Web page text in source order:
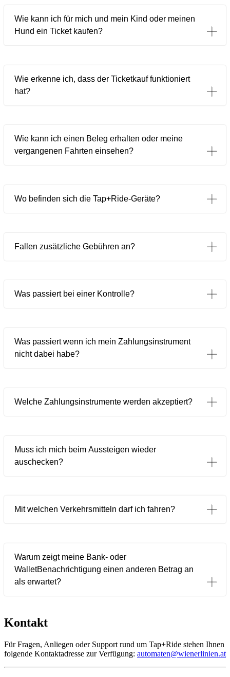
Wie kann ich für mich und mein Kind oder meinen
Hund ein Ticket kaufen?
Wie erkenne ich, dass der Ticketkauf funktioniert
hat?
Wie kann ich einen Beleg erhalten oder meine
vergangenen Fahrten einsehen?
Wo befinden sich die Tap+Ride-Geräte?
Fallen zusätzliche Gebühren an?
Was passiert bei einer Kontrolle?
Was passiert wenn ich mein Zahlungsinstrument
nicht dabei habe?
Welche Zahlungsinstrumente werden akzeptiert?
Muss ich mich beim Aussteigen wieder
auschecken?
Mit welchen Verkehrsmitteln darf ich fahren?
Warum zeigt meine Bank- oder
WalletBenachrichtigung einen anderen Betrag an
als erwartet?
Kontakt
Für Fragen, Anliegen oder Support rund um Tap+Ride stehen Ihnen
folgende Kontaktadresse zur Verfügung: automaten@wienerlinien.at